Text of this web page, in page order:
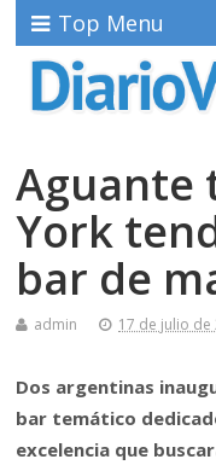
Top Menu
Aguante
York
bar de
admin 17 de julio de
Dos argentinas
bar temático
excelencia que